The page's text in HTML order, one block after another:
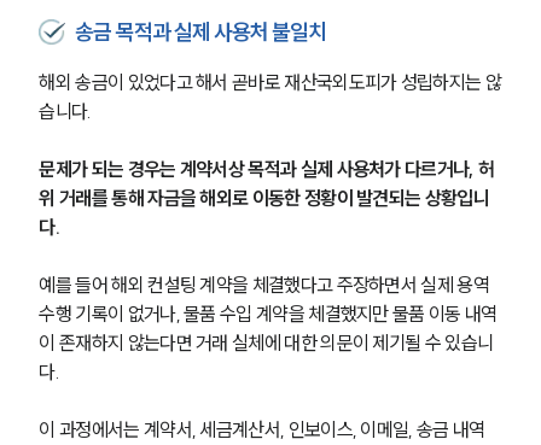
송금 목적과 실제 사용처 불일치
해외 송금이 있었다고 해서 곧바로 재산국외도피가 성립하지는 않
습니다.
문제가 되는 경우는 계약서상 목적과 실제 사용처가 다르거나, 허
위 거래를 통해 자금을 해외로 이동한 정황이 발견되는 상황입니
다.
예를 들어 해외 컨설팅 계약을 체결했다고 주장하면서 실제 용역
수행 기록이 없거나, 물품 수입 계약을 체결했지만 물품 이동 내역
이 존재하지 않는다면 거래 실체에 대한 의문이 제기될 수 있습니
다.
이 과정에서는 계약서, 세금계산서, 인보이스, 이메일, 송금 내역